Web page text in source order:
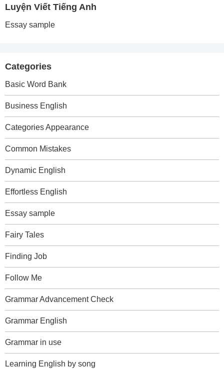
Luyện Viết Tiếng Anh
Essay sample
Categories
Basic Word Bank
Business English
Categories Appearance
Common Mistakes
Dynamic English
Effortless English
Essay sample
Fairy Tales
Finding Job
Follow Me
Grammar Advancement Check
Grammar English
Grammar in use
Learning English by song